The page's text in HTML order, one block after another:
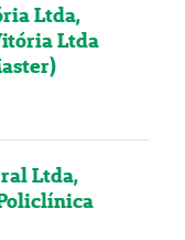
Ltda,
Ltda
Ltda,